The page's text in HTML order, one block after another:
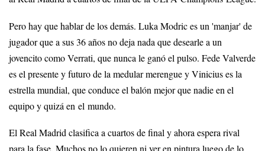
Pero hay que hablar de los demás. Luka Modric es un 'manjar' de
jugador que a sus 36 años no deja nada que desearle a un
jovencito como Verrati, que nunca le ganó el pulso. Fede Valverde
es el presente y futuro de la medular merengue y Vinicius es la
estrella mundial, que conduce el balón mejor que nadie en el
equipo y quizá en el mundo.
El Real Madrid clasifica a cuartos de final y ahora espera rival